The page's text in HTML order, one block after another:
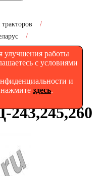
улучшения работы
с условиями
и
здесь.
/
/
для двигателей
Форсунка
243,245,260